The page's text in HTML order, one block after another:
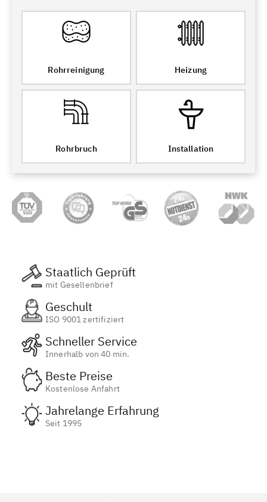
Rohrreinigung Heizung
Rohrbruch Installation
Staatlich Geprüft
mit Gesellenbrief
Geschult
ISO 9001 zertifiziert
Schneller Service
Innerhalb von 40 min.
Beste Preise
Kostenlose Anfahrt
Jahrelange Erfahrung
Seit 1995